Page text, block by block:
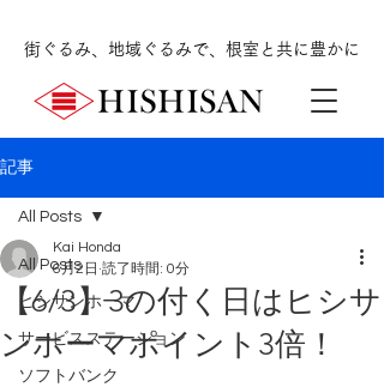
街ぐるみ、地域ぐるみで、根室と共に豊かに
記事
All Posts
ヒシサンホーマ
サービスステーション
ソフトバンク
All Posts
【6/3】3の付く日はヒシサ
ンホーマポイント3倍！
Kai Honda
6月2日 読了時間: 0分